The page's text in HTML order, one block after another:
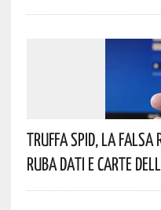
Truffa Spid, La Falsa
Ruba Dati E Carte